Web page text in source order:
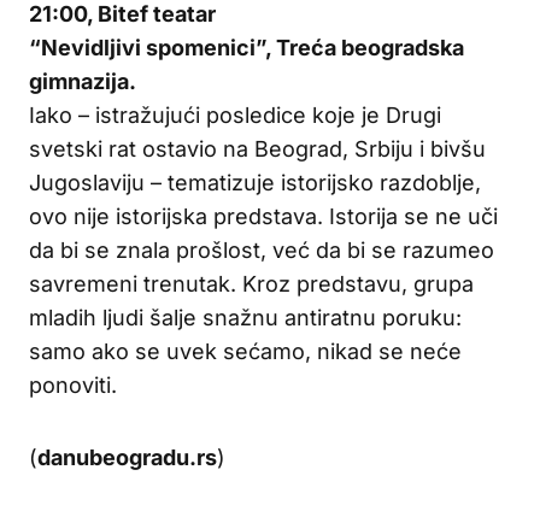
21:00, Bitef teatar
“Nevidljivi spomenici”, Treća beogradska
gimnazija.
Iako – istražujući posledice koje je Drugi
svetski rat ostavio na Beograd, Srbiju i bivšu
Jugoslaviju – tematizuje istorijsko razdoblje,
ovo nije istorijska predstava. Istorija se ne uči
da bi se znala prošlost, već da bi se razumeo
savremeni trenutak. Kroz predstavu, grupa
mladih ljudi šalje snažnu antiratnu poruku:
samo ako se uvek sećamo, nikad se neće
ponoviti.
(danubeogradu.rs)